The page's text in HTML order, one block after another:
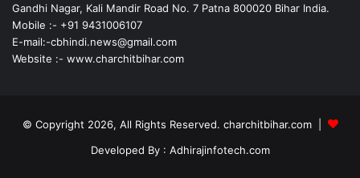
Gandhi Nagar, Kali Mandir Road No. 7 Patna 800020 Bihar India.
Mobile :- +91 9431006107
E-mail:-cbhindi.news@gmail.com
Website :- www.charchitbihar.com
© Copyright 2026, All Rights Reserved. charchitbihar.com |
Developed By : Adhirajinfotech.com